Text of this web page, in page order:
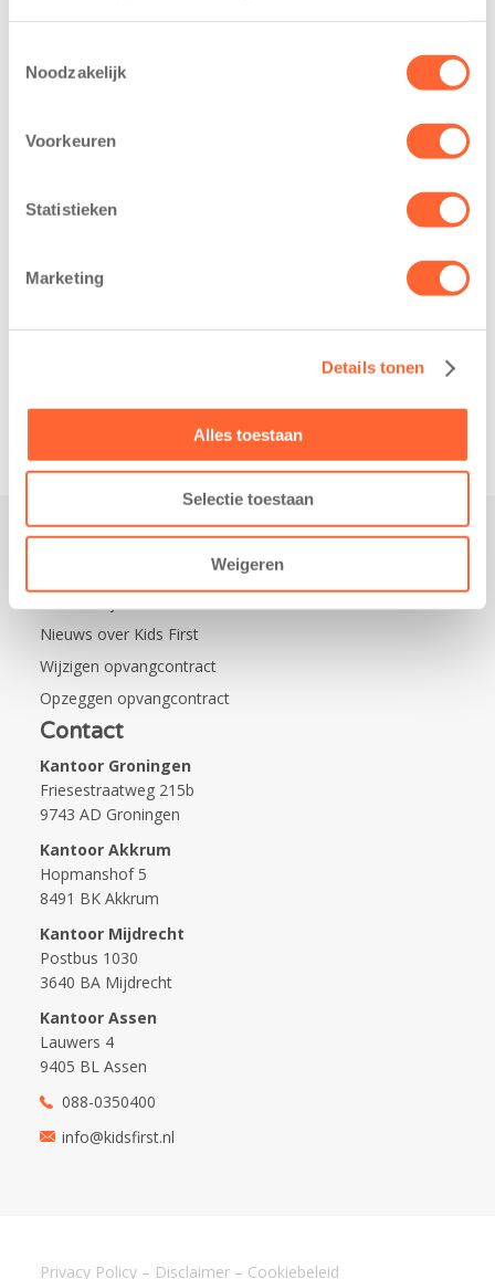
Noodzakelijk
Voorkeuren
Statistieken
Marketing
Details tonen
Alles toestaan
Selectie toestaan
Weigeren
2026 – Kinderen
Westerburcht in
voor de Kids First
kregen een…
de wijk Wiarda in
Nieuws over Kids First
Wijzigen opvangcontract
Opzeggen opvangcontract
Contact
Kantoor Groningen
Friesestraatweg 215b
9743 AD Groningen
Kantoor Akkrum
Hopmanshof 5
8491 BK Akkrum
Kantoor Mijdrecht
Postbus 1030
3640 BA Mijdrecht
Kantoor Assen
Lauwers 4
9405 BL Assen
088-0350400
info@kidsfirst.nl
Privacy Policy – Disclaimer – Cookiebeleid